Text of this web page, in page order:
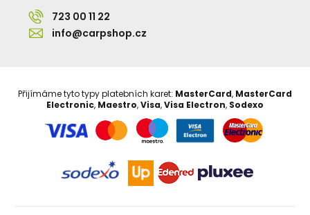
723 00 11 22
info@carpshop.cz
Přijímáme tyto typy platebních karet: MasterCard, MasterCard
Electronic, Maestro,Visa,Visa Electron, Sodexo